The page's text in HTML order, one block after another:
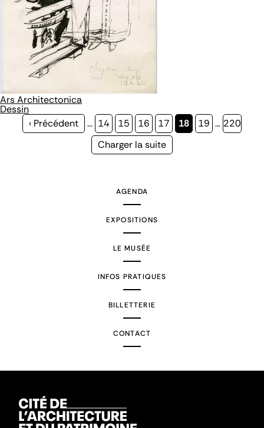
Ars Architectonica
Dessin
Page
‹ Précédent … Page
14 Page
15 Page
16 Page
17
Page
18 Page
19 … Page
220
Page
Charger la suite
AGENDA
EXPOSITIONS
LE MUSÉE
INFOS PRATIQUES
BILLETTERIE
CONTACT